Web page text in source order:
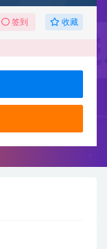
签到 收藏